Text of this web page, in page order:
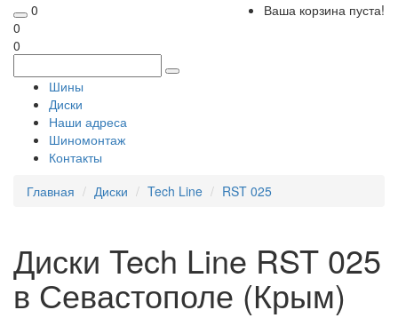
0
Ваша корзина пуста!
0
0
Шины
Диски
Наши адреса
Шиномонтаж
Контакты
Главная
Диски Tech Line RST 025
Диски Tech Line RST 025
в Севастополе (Крым)